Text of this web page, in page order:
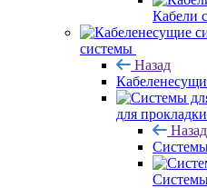
Кабели
системы
Назад
для
Назад